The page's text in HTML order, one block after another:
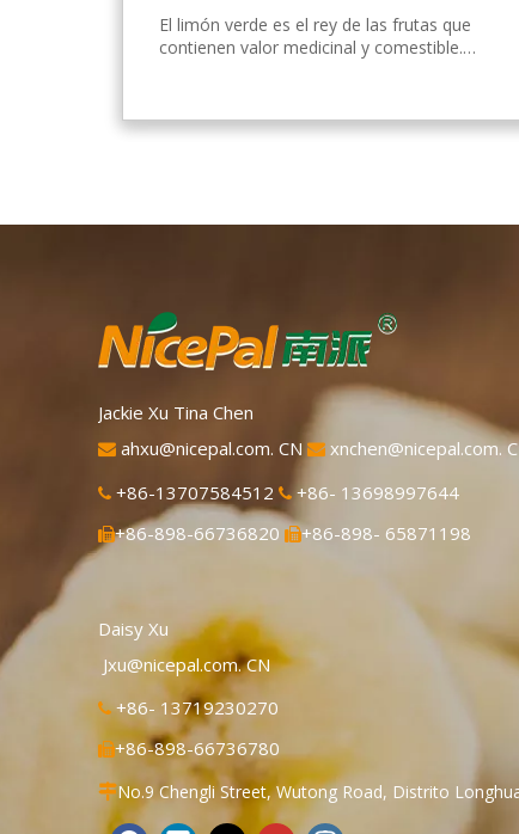
El limón verde es el rey de las frutas que
contienen valor medicinal y comestible.
con la tecnología y el procesamiento de
secado por aspersión más avanzados del
Jackie Xu Tina Chen
 ahxu@nicepal.com. CN  xnchen@nicepal.com.
 +86-13707584512  +86- 13698997644
+86-898-66736820 +86-898- 65871198
Daisy Xu
Jxu@nicepal.com. CN
 +86- 13719230270
+86-898-66736780
No.9 Chengli Street, Wutong Road, Distrito